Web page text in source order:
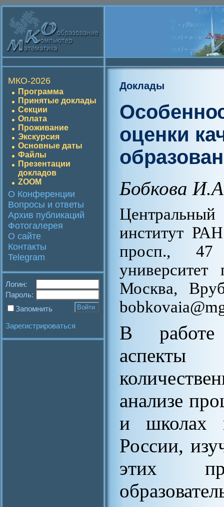
МКО-2026
Программа
Принятые доклады
Секции
Оплата
Проживание
Экскурсия
Основные даты
Файлы
Презентации
докладов
ZOOM
О Конференции
Вопросы и ответы
Архив публикаций
Фотогалерея
О сайте
Контакты
Telegram
Логин:
Пароль:
Запомнить
Зарегистрироваться
Доклады
оценки
Бобкова
институт
просп., 47
Москва,
В работе
анализе
и школах
России,
этих